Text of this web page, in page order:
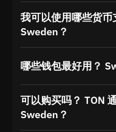
我可以使用哪些货币
Sweden？
哪些钱包最好用？
可以购买吗？ TON
Sweden？